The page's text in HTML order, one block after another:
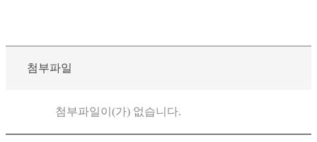
첨부파일
첨부파일이(가) 없습니다.